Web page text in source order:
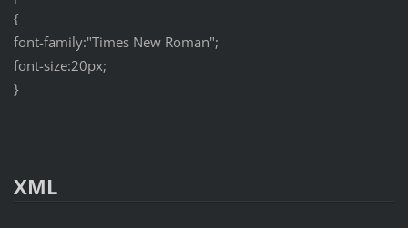
{
font-family:"Times New Roman";
font-size:20px;
}
XML